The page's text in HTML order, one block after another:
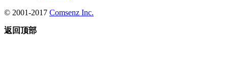
© 2001-2017 Comsenz Inc.
返回顶部